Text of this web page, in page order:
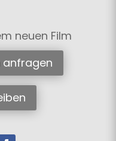
neuen Film